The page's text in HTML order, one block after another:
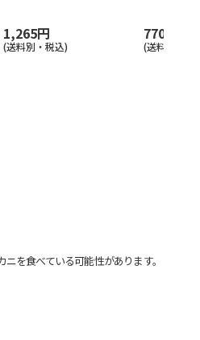
1,265円
(送料別・税込)
770円
(送料別・税
を食べている可能性があります。